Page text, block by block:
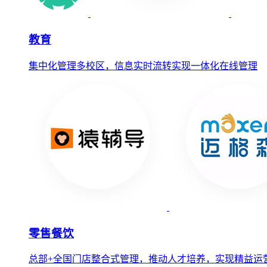
教育
集中化管理多校区，信息实时流转实现一体化在线管理
零售餐饮
总部+全国门店整合式管理，推动人才培养，实现精益运